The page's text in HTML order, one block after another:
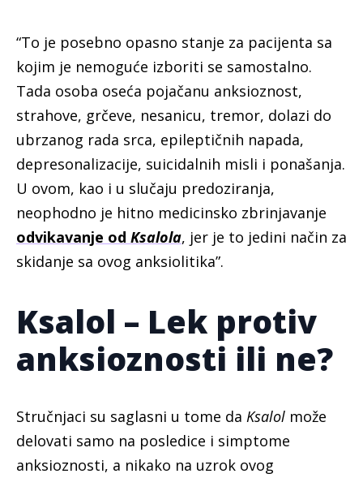
“To je posebno opasno stanje za pacijenta sa
kojim je nemoguće izboriti se samostalno.
Tada osoba oseća pojačanu anksioznost,
strahove, grčeve, nesanicu, tremor, dolazi do
ubrzanog rada srca, epileptičnih napada,
depresonalizacije, suicidalnih misli i ponašanja.
U ovom, kao i u slučaju predoziranja,
neophodno je hitno medicinsko zbrinjavanje
odvikavanje od Ksalola, jer je to jedini način za
skidanje sa ovog anksiolitika”.
Ksalol – Lek protiv
anksioznosti ili ne?
Stručnjaci su saglasni u tome da Ksalol može
delovati samo na posledice i simptome
anksioznosti, a nikako na uzrok ovog